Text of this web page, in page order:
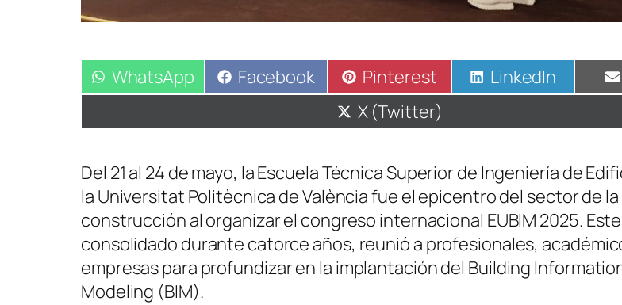
Compartir
en
WhatsApp Compartir
en
Facebook Compartir
en
Pinterest Compartir
en
LinkedIn
Compartir
en
X (Twitter)
Del 21 al 24 de mayo, la Escuela Técnica Superior de Ingeniería de
la Universitat Politècnica de València fue el epicentro del sector de la
construcción al organizar el congreso internacional EUBIM 2025.
consolidado durante catorce años, reunió a profesionales,
empresas para profundizar en la implantación del Building
Modeling (BIM).